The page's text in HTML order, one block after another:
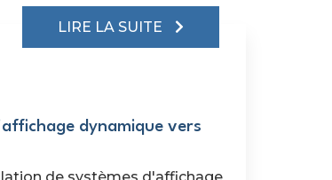
dynamique vers
LIRE LA SUITE